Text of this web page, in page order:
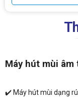
Máy hút mùi âm
✔️ Máy hút mùi dạng